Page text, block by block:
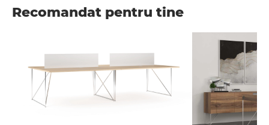
Recomandat pentru tine